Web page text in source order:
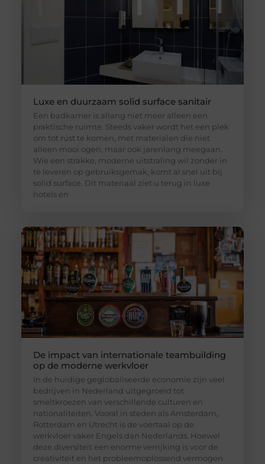
Luxe en duurzaam solid surface sanitair
Een badkamer is allang niet meer alleen een
praktische ruimte. Steeds vaker wordt het een plek
om tot rust te komen, met materialen die niet
alleen mooi ogen, maar ook jarenlang meegaan.
Wie een strakke, moderne uitstraling wil zonder in
te leveren op gebruiksgemak, komt al snel uit bij
solid surface. Dit materiaal ziet u terug in luxe
hotels en
De impact van internationale teambuilding
op de moderne werkvloer
In de huidige geglobaliseerde economie zijn veel
bedrijven in Nederland uitgegroeid tot
smeltkroezen van verschillende culturen en
nationaliteiten. Vooral in steden als Amsterdam,
Rotterdam en Utrecht is de voertaal op de
werkvloer vaker Engels dan Nederlands. Hoewel
deze diversiteit een enorme verrijking is voor de
creativiteit en het probleemoplossend vermogen